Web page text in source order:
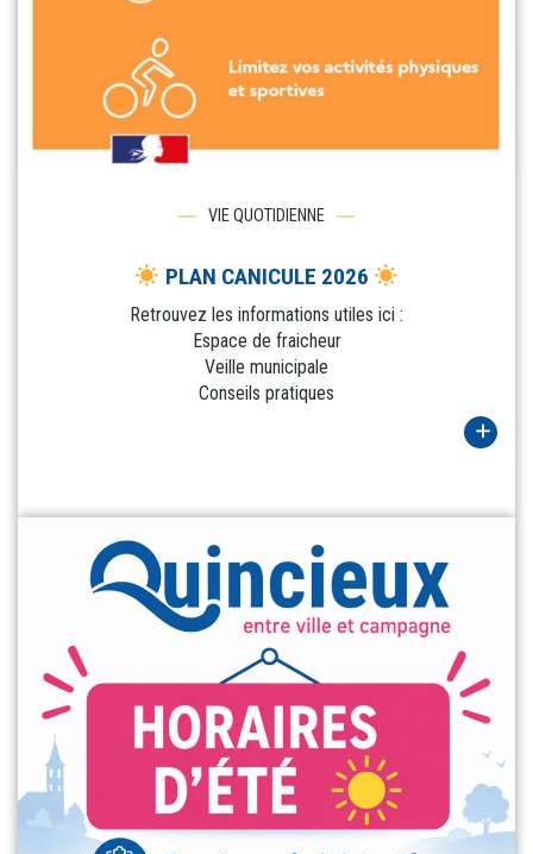
VIE QUOTIDIENNE
PLAN CANICULE 2026
Retrouvez les informations utiles ici :
Espace de fraicheur
Veille municipale
Conseils pratiques